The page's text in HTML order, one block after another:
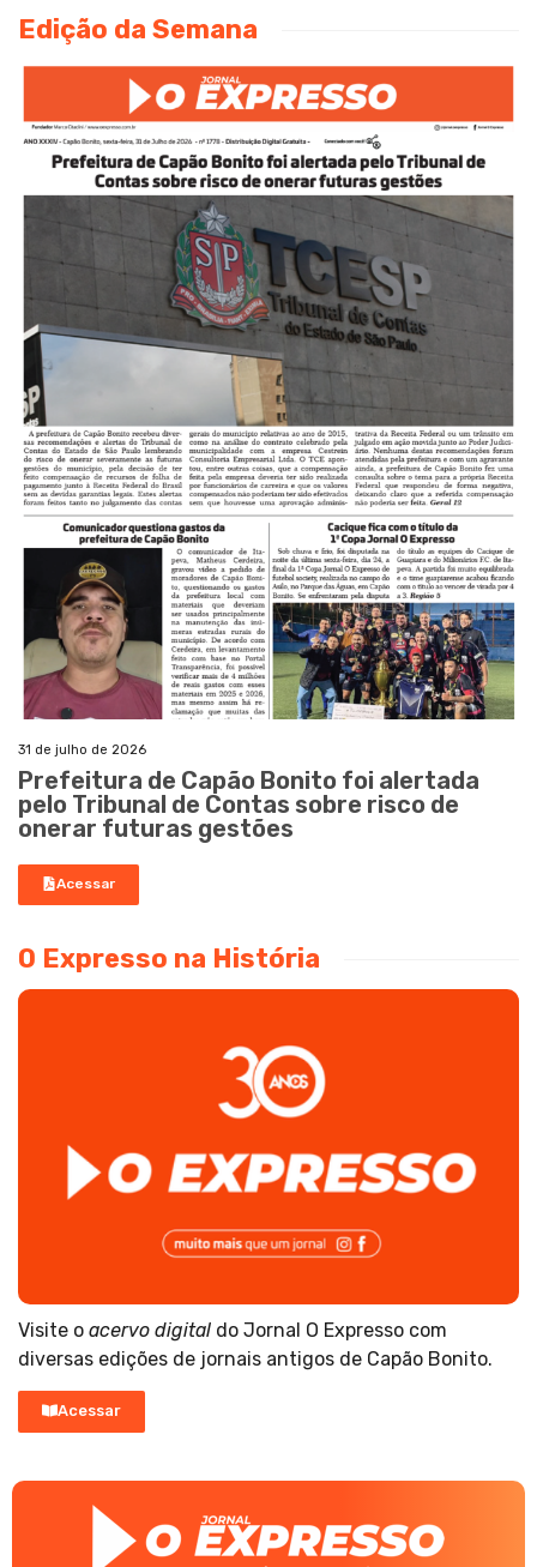
Edição da Semana
31 de julho de 2026
Prefeitura de Capão Bonito foi alertada
pelo Tribunal de Contas sobre risco de
onerar futuras gestões
Acessar
O Expresso na História
Visite o acervo digital do Jornal O Expresso com
diversas edições de jornais antigos de Capão Bonito.
Acessar